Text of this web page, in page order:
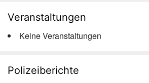
Veranstaltungen
Keine Veranstaltungen
Polizeiberichte